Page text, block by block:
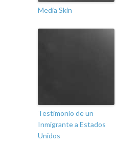
Media Skin
Testimonio de un
Inmigrante a Estados
Unidos